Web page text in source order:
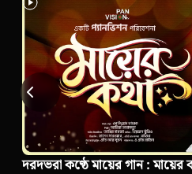
দরদভরা কণ্ঠে মায়ের গজল :